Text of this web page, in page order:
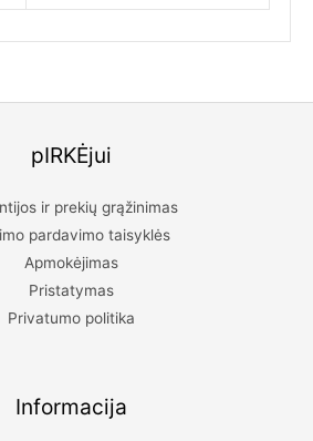
pIRKĖjui
ir prekių grąžinimas
pardavimo taisyklės
Apmokėjimas
Pristatymas
Privatumo politika
Informacija